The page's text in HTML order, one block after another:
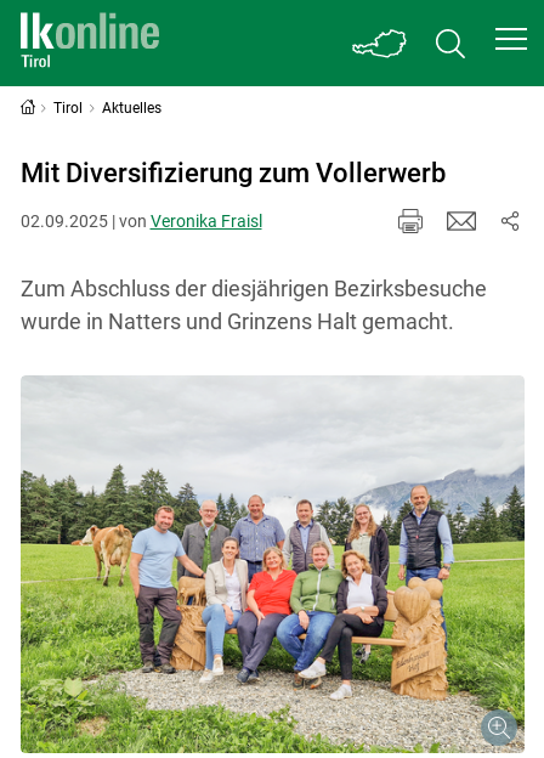
Tirol Aktuelles
Mit Diversifizierung zum Vollerwerb
02.09.2025 | von Veronika Fraisl
Zum Abschluss der diesjährigen Bezirksbesuche
wurde in Natters und Grinzens Halt gemacht.